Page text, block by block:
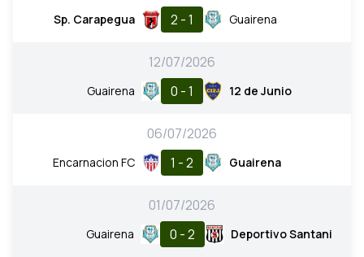
Sp. Carapegua 2 - 1 Guairena
12/07/2026
Guairena 0 - 1 12 de Junio
06/07/2026
Encarnacion FC 1 - 2 Guairena
01/07/2026
Guairena 0 - 2 Deportivo Santani